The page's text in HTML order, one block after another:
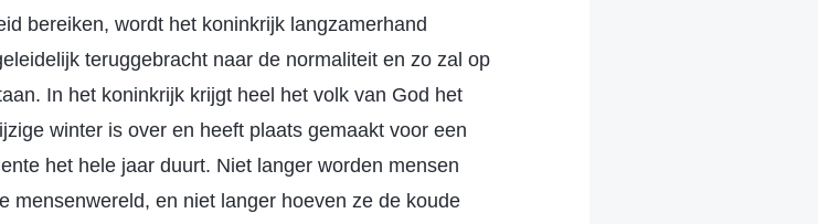
bereiken, wordt het koninkrijk langzamerhand
teruggebracht naar de normaliteit en zo zal op
In het koninkrijk krijgt heel het volk van God het
winter is over en heeft plaats gemaakt voor een
het hele jaar duurt. Niet langer worden mensen
mensenwereld, en niet langer hoeven ze de koude